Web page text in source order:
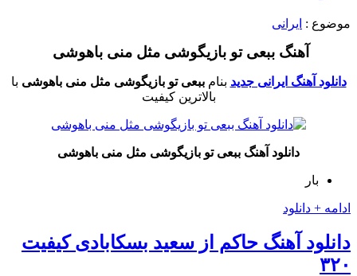
موضوع : ایرانی
آهنگ ببعی تو بازیگوشی مثل منی باهوشی
دانلود آهنگ ایرانی جدید بنام ببعی تو بازیگوشی مثل منی باهوشی با
بالاترین کیفیت
دانلود آهنگ ببعی تو بازیگوشی مثل منی باهوشی
بار
ادامه + دانلود
دانلود آهنگ حاکم از سعید بسکابادی کیفیت
۳۲۰